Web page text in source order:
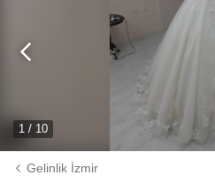
1 / 10
Gelinlik İzmir